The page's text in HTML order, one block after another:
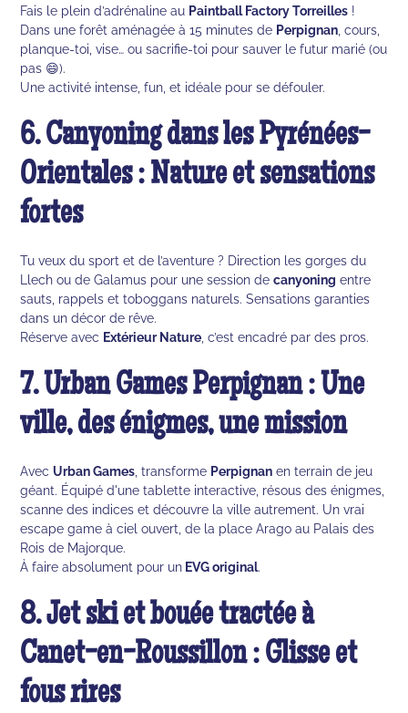
Fais le plein d’adrénaline au Paintball Factory Torreilles !
Dans une forêt aménagée à 15 minutes de Perpignan , cours,
planque-toi, vise… ou sacrifie-toi pour sauver le futur marié (ou
pas 😄).
Une activité intense, fun, et idéale pour se défouler.
6. Canyoning dans les Pyrénées-
Orientales : Nature et sensations
fortes
Tu veux du sport et de l’aventure ? Direction les gorges du
Llech ou de Galamus pour une session decanyoning entre
sauts, rappels et toboggans naturels. Sensations garanties
dans un décor de rêve.
Réserve avec Extérieur Nature , c’est encadré par des pros.
7. Urban Games Perpignan : Une
ville, des énigmes, une mission
AvecUrban Games , transforme Perpignan en terrain de jeu
géant. Équipé d'une tablette interactive, résous des énigmes,
scanne des indices et découvre la ville autrement. Un vrai
escape game à ciel ouvert, de la place Arago au Palais des
Rois de Majorque.
À faire absolument pour un EVG original.
8. Jet ski et bouée tractée à
Canet-en-Roussillon : Glisse et
fous rires